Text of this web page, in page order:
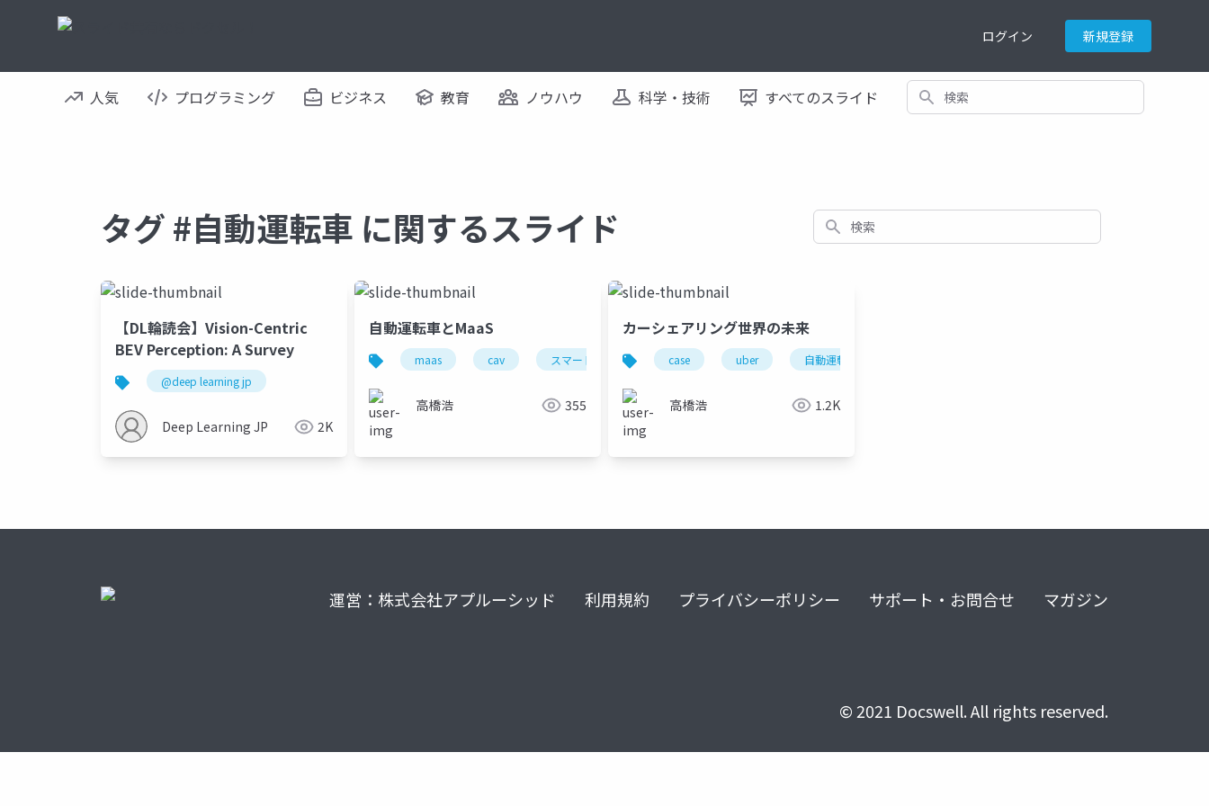
ログイン 新規登録
人気 プログラミング ビジネス 教育 ノウハウ 科学・技術 すべてのスライド 検索
タグ #自動運転車 に関するスライド 検索
【DL輪読会】Vision-Centric
BEV Perception: A Survey
@deep learning jp
Deep Learning JP 2K
自動運転車とMaaS
maas cav スマートシティ 自動運転車 スマートモビリティ
高橋浩 355
カーシェアリング世界の未来
case uber 自動運転車
高橋浩 1.2K
運営：株式会社アプルーシッド 利用規約 プライバシーポリシー サポート・お問合せ マガジン
© 2021 Docswell. All rights reserved.